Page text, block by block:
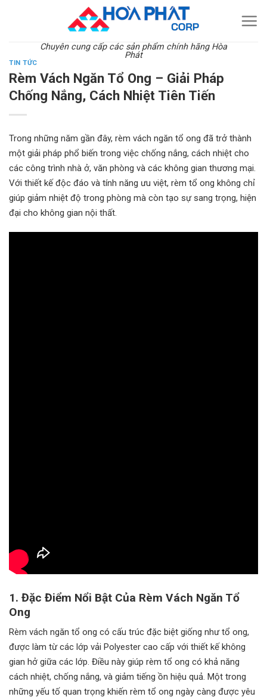
Chuyên cung cấp các sản phẩm chính hãng Hòa
Phát
TIN TỨC
Rèm Vách Ngăn Tổ Ong – Giải Pháp
Chống Nắng, Cách Nhiệt Tiên Tiến
Trong những năm gần đây, rèm vách ngăn tổ ong đã trở thành
một giải pháp phổ biến trong việc chống nắng, cách nhiệt cho
các công trình nhà ở, văn phòng và các không gian thương mại.
Với thiết kế độc đáo và tính năng ưu việt, rèm tổ ong không chỉ
giúp giảm nhiệt độ trong phòng mà còn tạo sự sang trọng, hiện
đại cho không gian nội thất.
1. Đặc Điểm Nổi Bật Của Rèm Vách Ngăn Tổ
Ong
Rèm vách ngăn tổ ong có cấu trúc đặc biệt giống như tổ ong,
được làm từ các lớp vải Polyester cao cấp với thiết kế không
gian hở giữa các lớp. Điều này giúp rèm tổ ong có khả năng
cách nhiệt, chống nắng, và giảm tiếng ồn hiệu quả. Một trong
những yếu tố quan trọng khiến rèm tổ ong ngày càng được yêu